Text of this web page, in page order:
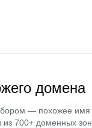
домена
— похожее имя
700+ доменных зон.